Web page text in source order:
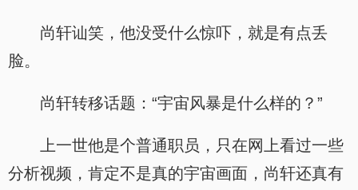
尚轩讪笑，他没受什么惊吓，就是有点丢
脸。
尚轩转移话题：“宇宙风暴是什么样的？”
上一世他是个普通职员，只在网上看过一些
分析视频，肯定不是真的宇宙画面，尚轩还真有